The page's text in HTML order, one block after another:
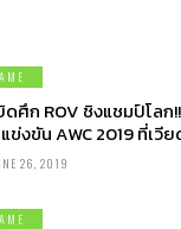
ดศึก ROV ชิงแชมป์โล
ข่งขัน AWC 2019 ที่เวี
26, 2019